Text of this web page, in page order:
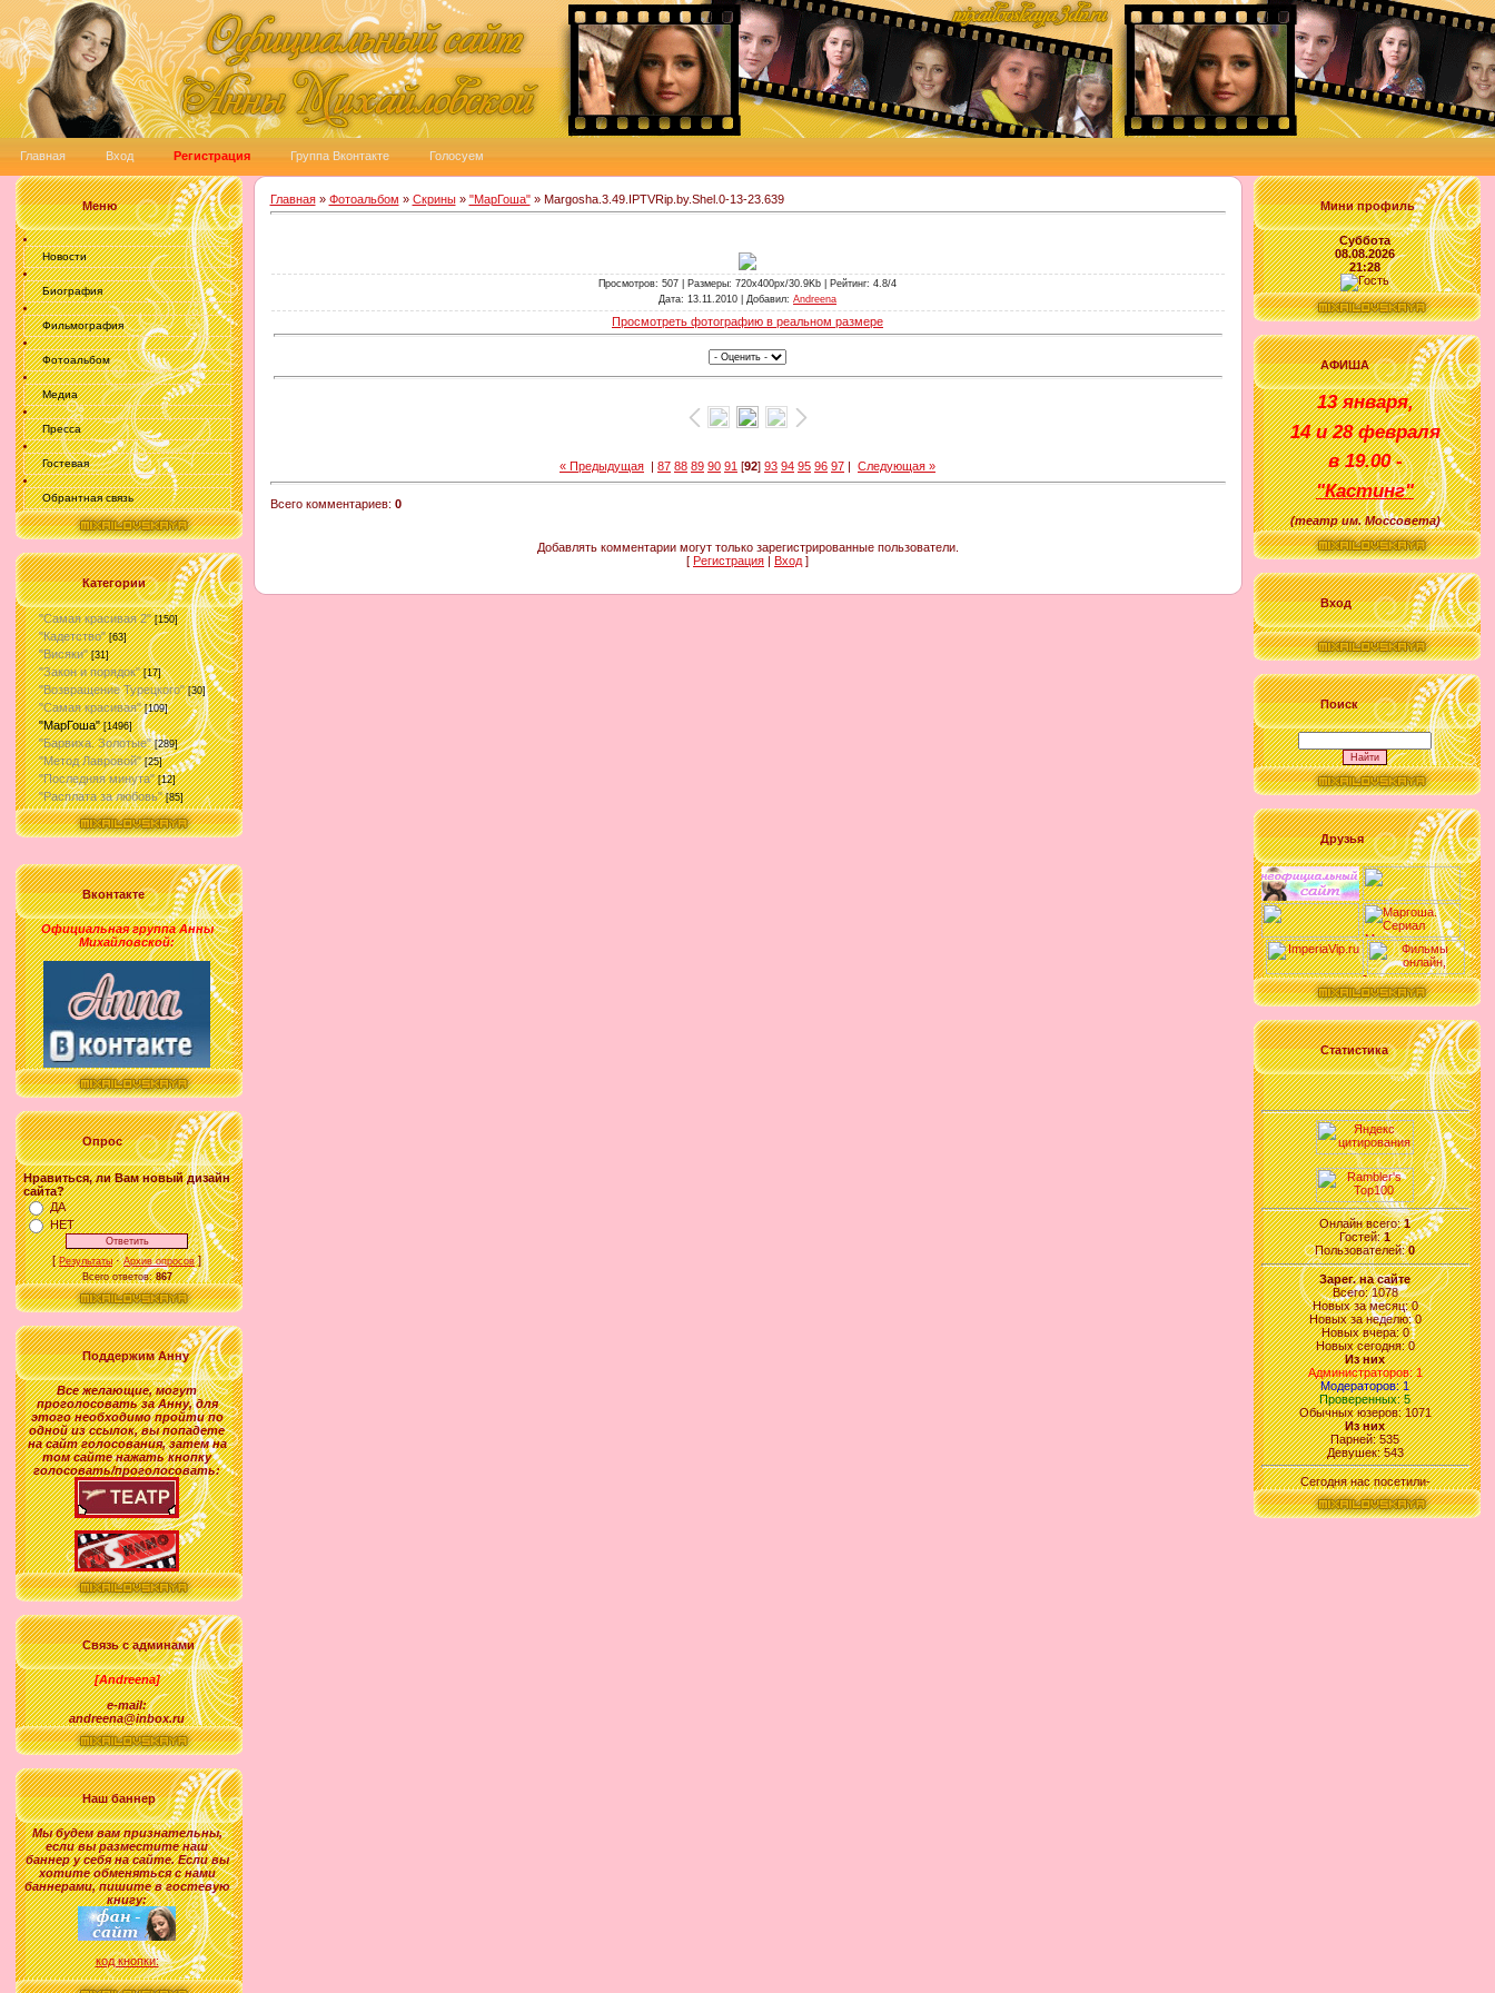
Главная Вход Регистрация Группа Вконтакте Голосуем
Меню
Новости
Биография
Фильмография
Фотоальбом
Медиа
Пресса
Гостевая
Обрантная связь
Категории
"Самая красивая 2" [150]
"Кадетство" [63]
"Висяки" [31]
"Закон и порядок" [17]
"Возвращение Турецкого" [30]
"Самая красивая" [109]
"МарГоша" [1496]
"Барвиха. Золотые" [289]
"Метод Лавровой" [25]
"Последняя минута" [12]
"Расплата за любовь" [85]
Вконтакте
Официальная группа Анны
Михайловской:
Опрос
Нравиться, ли Вам новый дизайн
сайта?
ДА
НЕТ
[Результаты·Архив опросов]
Всего ответов:867
Поддержим Анну
Все желающие,могут
проголосовать заАнну, для
этого необходимо пройти по
одной из ссылок, вы попадете
на сайт голосования, затем на
том сайте нажать кнопку
голосовать/проголосовать:
Связь с админами
[Andreena]
e-mail:
andreena@inbox.ru
Наш баннер
Мы будем вам признательны,
если вы разместите наш
баннер у себя на сайте. Если вы
хотите обменяться с нами
баннерами, пишите в гостевую
книгу:
код кнопки:
Главная» Фотоальбом » Скрины» "МарГоша"» Margosha.3.49.IPTVRip.by.Shel.0-13-23.639
Просмотров: 507 | Размеры: 720x400px/30.9Kb | Рейтинг: 4.8/4
Дата: 13.11.2010 | Добавил: Andreena
Просмотреть фотографию в реальном размере
« Предыдущая | 87 88 89 90 91 [92] 93 94 95 96 97 | Следующая »
Всего комментариев: 0
Добавлять комментарии могут только зарегистрированные пользователи.
[ Регистрация Вход]
Мини профиль
Суббота
08.08.2026
21:28
АФИША
13 января,
14 и 28 февраля
в19.00 -
"Кастинг"
(театр им. Моссовета)
Вход
Поиск
Друзья
Статистика
Онлайн всего:1
Гостей:1
Пользователей:0
Зарег. на сайте
Всего: 1078
Новых за месяц: 0
Новых за неделю: 0
Новых вчера: 0
Новых сегодня: 0
Из них
Администраторов: 1
Модераторов: 1
Проверенных: 5
Обычных юзеров: 1071
Из них
Парней: 535
Девушек: 543
Сегодня нас посетили-